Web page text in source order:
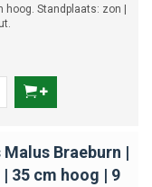
Standplaats: zon |
Braeburn |
35 cm hoog | 9